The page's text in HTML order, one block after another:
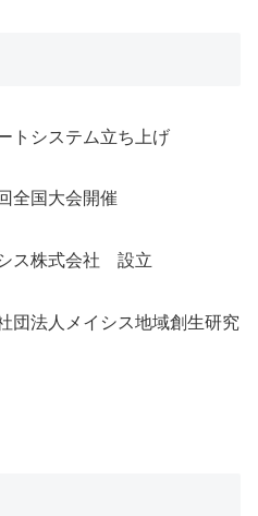
システム立ち上げ
国大会開催
株式会社 設立
法人メイシス地域創生研究